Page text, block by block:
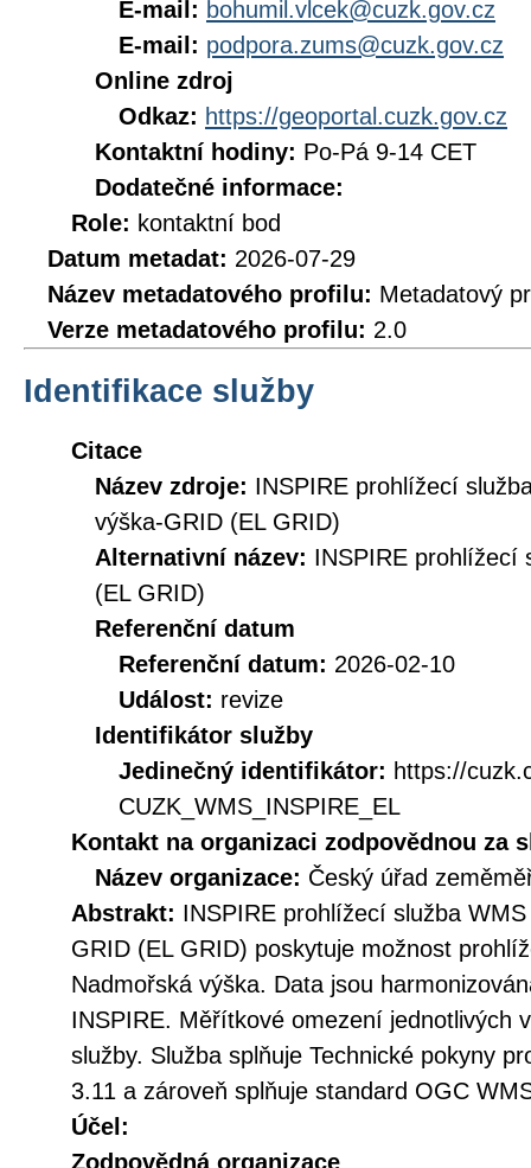
E-mail: bohumil.vlcek@cuzk.gov.cz
E-mail: podpora.zums@cuzk.gov.cz
Online zdroj
Odkaz: https://geoportal.cuzk.gov.cz
Kontaktní hodiny: Po-Pá 9-14 CET
Dodatečné informace:
Role: kontaktní bod
Datum metadat: 2026-07-29
Název metadatového profilu: Metadatový
Verze metadatového profilu: 2.0
Identifikace služby
Citace
Název zdroje: INSPIRE prohlížecí
výška-GRID (EL GRID)
Alternativní název: INSPIRE prohlížecí
(EL GRID)
Referenční datum
Referenční datum: 2026-02-10
Událost: revize
Identifikátor služby
Jedinečný identifikátor: https://
CUZK_WMS_INSPIRE_EL
Kontakt na organizaci zodpovědnou za
Název organizace: Český úřad
Abstrakt: INSPIRE prohlížecí služba
GRID (EL GRID) poskytuje možnost
Nadmořská výška. Data jsou
INSPIRE. Měřítkové omezení jednotlivých
služby. Služba splňuje Technické pokyny
3.11 a zároveň splňuje standard OGC
Účel:
Zodpovědná organizace